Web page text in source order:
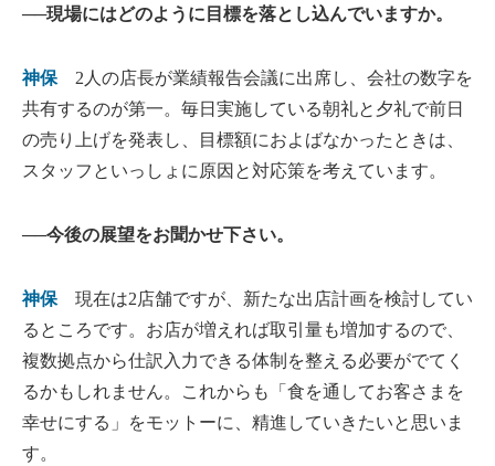
──現場にはどのように目標を落とし込んでいますか。
神保 2人の店長が業績報告会議に出席し、会社の数字を
共有するのが第一。毎日実施している朝礼と夕礼で前日
の売り上げを発表し、目標額におよばなかったときは、
スタッフといっしょに原因と対応策を考えています。
──今後の展望をお聞かせ下さい。
神保 現在は2店舗ですが、新たな出店計画を検討してい
るところです。お店が増えれば取引量も増加するので、
複数拠点から仕訳入力できる体制を整える必要がでてく
るかもしれません。これからも「食を通してお客さまを
幸せにする」をモットーに、精進していきたいと思いま
す。